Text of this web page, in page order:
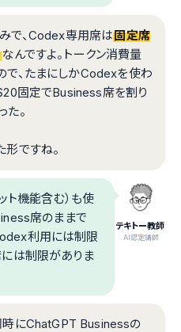
で、Codex専用席は固定席
なんですよ。トークン消費量
で、たまにしかCodexを使わ
固定でBusiness席を割り
た。
形ですね。
テキトー教師
.AI認定講師
ト機能含む）も使
席のままで
利用には制限
は制限がありま
時にChatGPT Businessの